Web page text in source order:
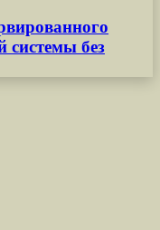
системы без